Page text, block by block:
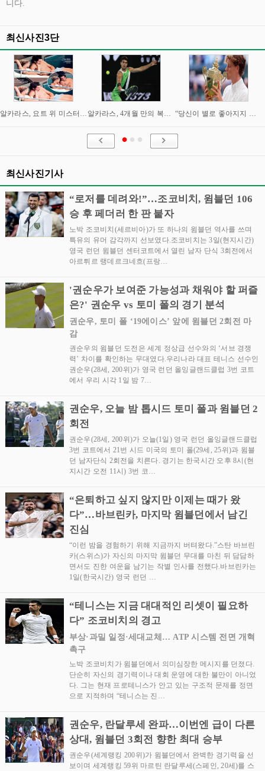
니다.
최신사진3단
알카라스, 요트 위 미스터리 여성과 밀회 포착 알카라스, 4개월 만의 복귀 임박…신시내티 마스터스 통해 US오픈 출격 시동 “당신이 별로 좋아지지 않아요” “이제는 제가 정말 조심해야” 시너와 즈브레프 인터뷰
최신사진기사
“로저를 데려와!”…조코비치, 윔블던 106
승 후 페더러 한 판 붙자
노박 조코비치(세르비아)가 또 하나의 윔블던 역사를 쓰며
특유의 유머 감각까지 선보였다.조코비치는 3일(현지시간)
영국 런던 윔블던 센터코트에서 열린 남자 단식 3회전에서
아르튀르 랭데르크네흐(프랑…
'권순우가 보여준 가능성과 채워야 할 퍼즐
은?' 권순우 vs 토미 폴의 경기 분석
권순우, 토미 폴 ‘19에이스’ 앞에 윔블던 2회전 마
감
권순우의 윔블던 도전은 세계 정상급 선수와의 ‘서브 경쟁
력’ 차이를 확인하는 무대였다.우리나라 대표 테니스 선수인
권순우(28세, 200위)가 영국 런던 올잉글랜드클럽 3번 코트
에서 우리 시각 1일 밤 7…
권순우, 오늘 밤 톱시드 토미 폴과 윔블던 2
회전
권순우(28세, 200위)가 오늘(1일) 영국 런던 올잉글랜드클럽
3번 코트에서 21번 시드 미국의 토미 폴(29세, 25위)과 윔블
던 남자단식 2회전을 치른다. 경기는 한국시간 오후 8시(현
지시간 오전 11시) 3번 코…
“은퇴하고 싶지 않지만 이제는 때가 왔
다”…바브린카, 마지막 윔블던에서 남긴
진심
“이런 밤을 경험하기 위해 지금까지 버텨왔다.”스탄 바브린
카(스위스)가 자신의 마지막 윔블던 무대를 마친 뒤 담담하
면서도 진한 여운을 남기는 작별 인사를 전했다.바브린카는
1일(한국시간) 영국 런던 …
“테니스는 지금 대대적인 리셋이 필요하
다” 조코비치의 경고
부상·과밀 일정·세대교체… ATP 시스템 전면 개혁
촉구
노박 조코비치가 윔블던에서 의미심장한 메시지를 던졌다.
단순히 자신의 경기력이나 대회 운영에 대한 불만이 아니었
다. 그는 현재 프로테니스가 안고 있는 구조적 문제를 정면
으로 지적하며 “테니스는 진…
권순우, 란달루세 완파…이번엔 급이 다른
상대, 윔블던 3회전 향한 최대 승부
권순우(세계랭킹 200위)가 윔블던에서 완벽한 경기력을 선
보이며 세계랭킹 59위 마르틴 란달루세(스페인, 20세)를 스